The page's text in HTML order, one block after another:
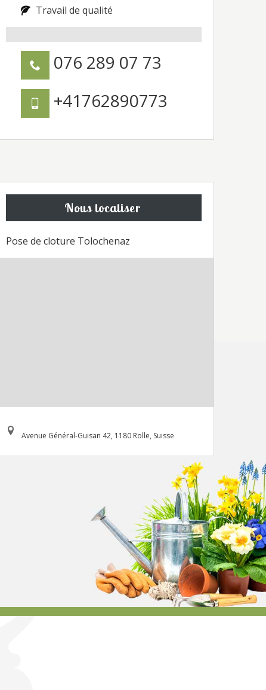
Travail de qualité
076 289 07 73
+41762890773
Nous localiser
Pose de cloture Tolochenaz
Avenue Général-Guisan 42, 1180 Rolle, Suisse